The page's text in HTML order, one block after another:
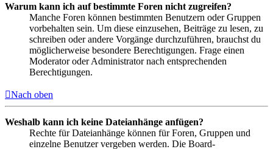
Warum kann ich auf bestimmte Foren nicht zugreifen?
Manche Foren können bestimmten Benutzern oder Gruppen
vorbehalten sein. Um diese einzusehen, Beiträge zu lesen, zu
schreiben oder andere Vorgänge durchzuführen, brauchst du
möglicherweise besondere Berechtigungen. Frage einen
Moderator oder Administrator nach entsprechenden
Berechtigungen.
Nach oben
Weshalb kann ich keine Dateianhänge anfügen?
Rechte für Dateianhänge können für Foren, Gruppen und
einzelne Benutzer vergeben werden. Die Board-